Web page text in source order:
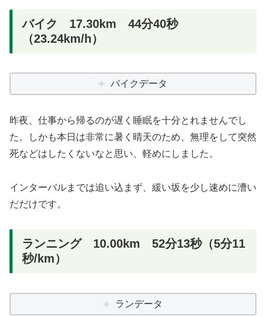
バイク 17.30km 44分40秒
（23.24km/h）
バイクデータ
昨夜、仕事から帰るのが遅く睡眠を十分とれませんでし
た。しかも本日は非常に暑く晴天のため、無理をして突然
死などはしたくないなと思い、軽めにしました。
インターバルまでは追い込まず、緩い坂を少し速めに漕い
だだけです。
ランニング 10.00km 52分13秒（5分11
秒/km）
ランデータ